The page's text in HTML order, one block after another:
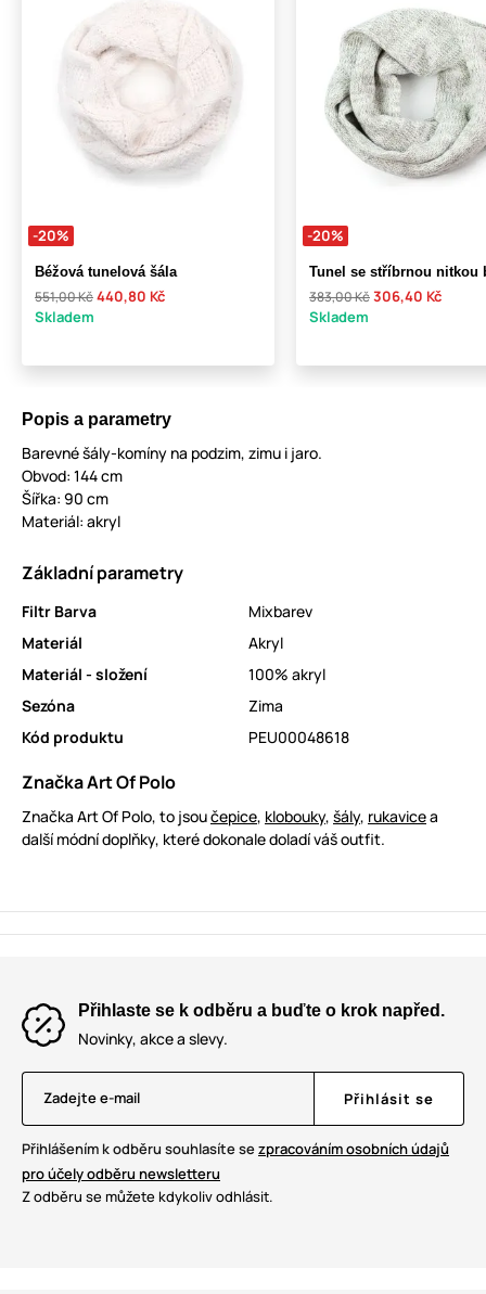
-20%
Béžová tunelová šála
551,00 Kč440,80 Kč
Skladem
-20%
Tunel se stříbrnou nitkou
383,00 Kč306,40 Kč
Skladem
Popis a parametry
Barevné šály-komíny na podzim, zimu i jaro.
Obvod: 144 cm
Šířka: 90 cm
Materiál: akryl
Základní parametry
Filtr Barva
Mixbarev
Materiál
Akryl
Materiál - složení
100% akryl
Sezóna
Zima
Kód produktu
PEU00048618
Značka Art Of Polo
Značka Art Of Polo, to jsoučepice, klobouky, šály, rukavicea
další módní doplňky, které dokonale doladí váš outfit.
Přihlaste se k odběru a buďte o krok napřed.
Novinky, akce a slevy.
Zadejte e-mail Přihlásit se
Přihlášením k odběru souhlasíte sezpracováním osobních údajů
pro účely odběru newsletteru
Z odběru se můžete kdykoliv odhlásit.